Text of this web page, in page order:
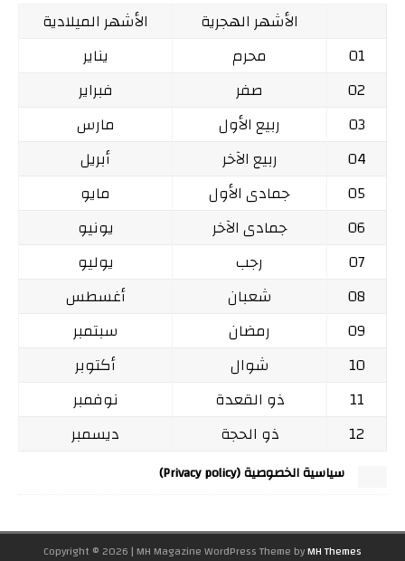
الأشهر الهجرية
الأشهر الميلادية
01
محرم
يناير
02
صفر
فبراير
03
ربيع الأول
مارس
04
ربيع الآخر
أبريل
05
جمادى الأول
مايو
06
جمادى الآخر
يونيو
07
رجب
يوليو
08
شعبان
أغسطس
09
رمضان
سبتمبر
10
شوال
أكتوبر
11
ذو القعدة
نوفمبر
12
ذو الحجة ديسمبر
سياسية الخصوصية (Privacy policy)
Copyright © 2026 | MH Magazine WordPress Theme byMH Themes